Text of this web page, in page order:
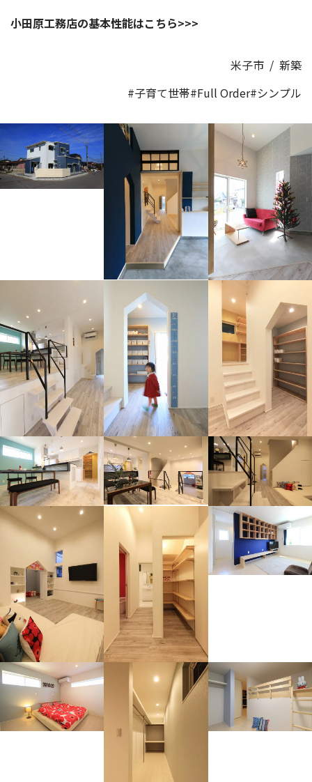
小田原工務店の基本性能はこちら>>>
米子市 / 新築
#子育て世帯#Full Order#シンプル